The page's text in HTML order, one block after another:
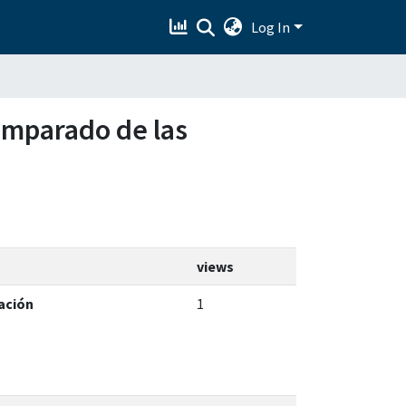
Log In
de las
views
1